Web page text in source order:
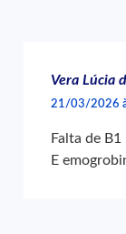
Vera Lúcia
21/03/2026
Falta de B1
E